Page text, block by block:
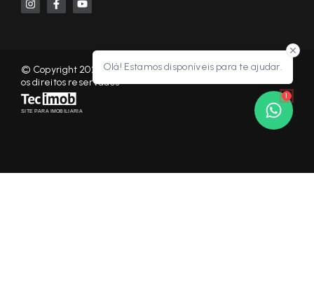
Olá! Estamos disponíveis para te ajudar.
1
© Copyright 2026 - KF NEGÓCIOS IMOBILIÁRIOS RP - Todos
os direitos reservados
SITE PARA IMOBILIARIA